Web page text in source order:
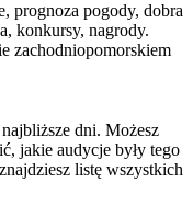
prognoza pogody, dobra
konkursy, nagrody.
zachodniopomorskiem
dni. Możesz
jakie audycje były tego
listę wszystkich